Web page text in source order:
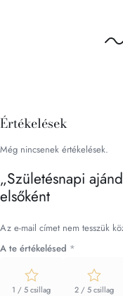
Értékelések
Még nincsenek értékelések.
„Születésnapi
elsőként
Az e-mail címet nem tesszük
A te értékelésed *
1 / 5 csillag 2 / 5 csillag